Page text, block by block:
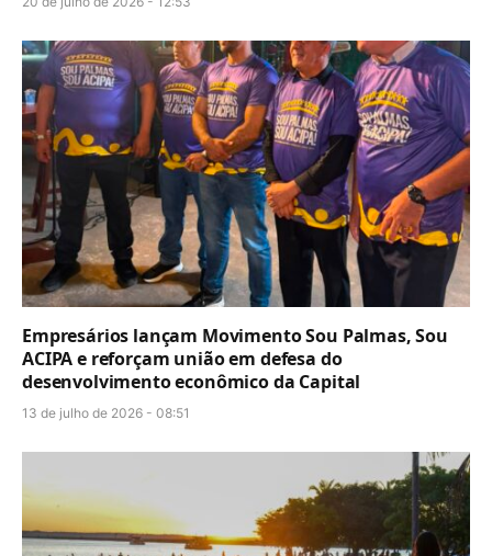
Empresários lançam Movimento Sou Palmas, Sou
ACIPA e reforçam união em defesa do
desenvolvimento econômico da Capital
13 de julho de 2026 - 08:51